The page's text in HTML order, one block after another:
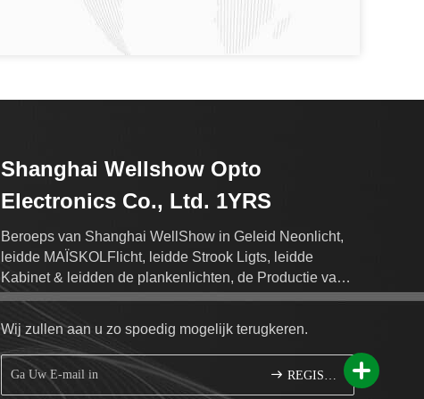
Shanghai Wellshow Opto
Electronics Co., Ltd. 1YRS
Beroeps van Shanghai WellShow in Geleid Neonlicht,
leidde MAÏSKOLFlicht, leidde Strook Ligts, leidde
Kabinet & leidden de plankenlichten, de Productie van
de de Lichtenuitvoer van de Muurwasmachine.
Wij zullen aan u zo spoedig mogelijk terugkeren.
REGISTREREN